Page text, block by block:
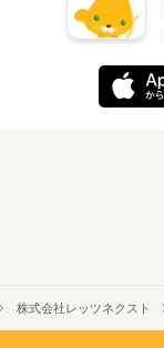
株式会社レッツネクスト